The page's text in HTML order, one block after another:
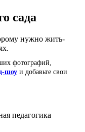
сада
нужно жить-
фотографий,
шоу и добавьте свои
педагогика